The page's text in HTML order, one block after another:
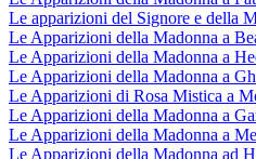
Le apparizioni del Signore e della
Le Apparizioni della Madonna a
Le Apparizioni della Madonna a
Le Apparizioni della Madonna a
Le Apparizioni di Rosa Mistica a
Le Apparizioni della Madonna a
Le Apparizioni della Madonna a
Le Apparizioni della Madonna ad